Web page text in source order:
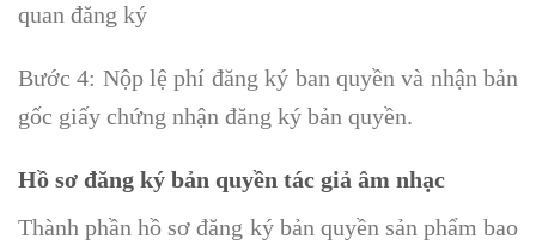
quan đăng ký
Bước 4: Nộp lệ phí đăng ký ban quyền và nhận bản
gốc giấy chứng nhận đăng ký bản quyền.
Hồ sơ đăng ký bản quyền tác giả âm nhạc
Thành phần hồ sơ đăng ký bản quyền sản phẩm bao